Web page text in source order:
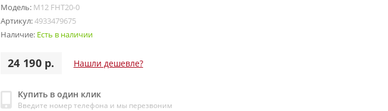
Модель: M12 FHT20-0
Артикул:4933479675
Наличие: Есть в наличии
24 190 р. Нашли дешевле?
Купить в один клик
Введите номер телефона и мы перезвоним